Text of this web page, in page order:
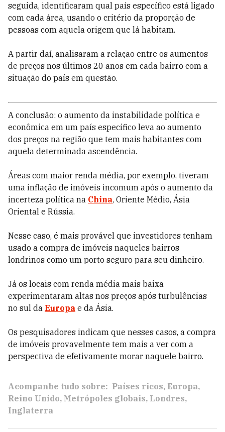
seguida, identificaram qual país específico está ligado
com cada área, usando o critério da proporção de
pessoas com aquela origem que lá habitam.
A partir daí, analisaram a relação entre os aumentos
de preços nos últimos 20 anos em cada bairro com a
situação do país em questão.
A conclusão: o aumento da instabilidade política e
econômica em um país específico leva ao aumento
dos preços na região que tem mais habitantes com
aquela determinada ascendência.
Áreas com maior renda média, por exemplo, tiveram
uma inflação de imóveis incomum após o aumento da
incerteza política na China, Oriente Médio, Ásia
Oriental e Rússia.
Nesse caso, é mais provável que investidores tenham
usado a compra de imóveis naqueles bairros
londrinos como um porto seguro para seu dinheiro.
Já os locais com renda média mais baixa
experimentaram altas nos preços após turbulências
no sul da Europa e da Ásia.
Os pesquisadores indicam que nesses casos, a compra
de imóveis provavelmente tem mais a ver com a
perspectiva de efetivamente morar naquele bairro.
Acompanhe tudo sobre: Países ricos Europa
Reino Unido Metrópoles globais Londres
Inglaterra